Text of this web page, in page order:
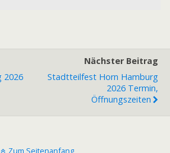
2026
Nächster Beitrag
Stadtteilfest Horn Hamburg
2026 Termin,
Öffnungszeiten
Zum Seitenanfang